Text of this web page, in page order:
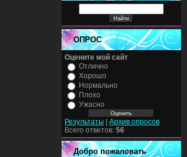
ОПРОС
Оцените мой сайт
Отлично
Хорошо
Нормально
Плохо
Ужасно
Результаты
Архив опросов
Всего ответов: 56
Добро пожаловать